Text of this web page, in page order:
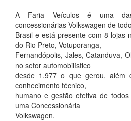
A Faria Veículos é uma
concessionárias Volkswagen de
Brasil e está presente com 8 lojas
do Rio Preto, Votuporanga,
Fernandópolis, Jales, Catanduva,
no setor automobilístico
desde 1.977 o que gerou, além
conhecimento técnico,
humano e gestão efetiva de
uma Concessionária
Volkswagen.